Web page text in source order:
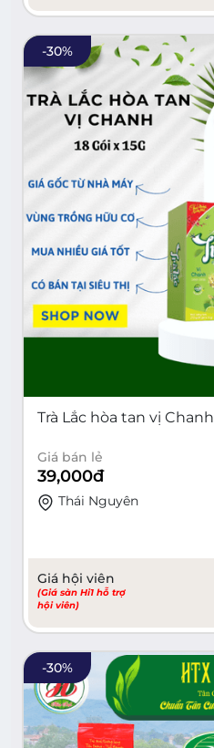
-30%
Trà Lắc hòa tan vị Chanh
Giá bán lẻ
39,000đ
Thái Nguyên
Giá hội viên
(Giá sàn Hi1 hỗ trợ
hội viên)
-30%